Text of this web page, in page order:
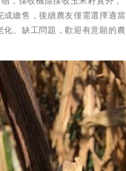
繳售，後續農友僅需選擇適當
、缺工問題，歡迎有意願的農